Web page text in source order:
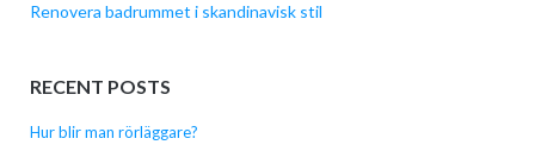
Renovera badrummet i skandinavisk stil
RECENT POSTS
Hur blir man rörläggare?